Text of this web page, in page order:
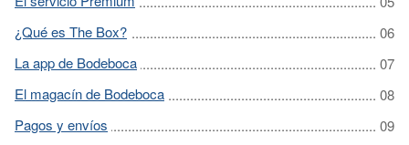
¿Qué es The Box?
La app de Bodeboca
El magacín de Bodeboca
Pagos y envíos